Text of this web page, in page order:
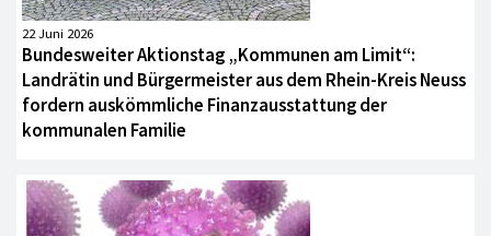
22 Juni 2026
Bundesweiter Aktionstag „Kommunen am Limit“:
Landrätin und Bürgermeister aus dem Rhein-Kreis Neuss
fordern auskömmliche Finanzausstattung der
kommunalen Familie